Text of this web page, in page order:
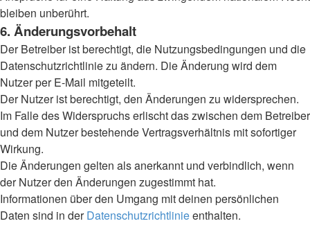
bleiben unberührt.
6. Änderungsvorbehalt
Der Betreiber ist berechtigt, die Nutzungsbedingungen und die
Datenschutzrichtlinie zu ändern. Die Änderung wird dem
Nutzer per E-Mail mitgeteilt.
Der Nutzer ist berechtigt, den Änderungen zu widersprechen.
Im Falle des Widerspruchs erlischt das zwischen dem Betreiber
und dem Nutzer bestehende Vertragsverhältnis mit sofortiger
Wirkung.
Die Änderungen gelten als anerkannt und verbindlich, wenn
der Nutzer den Änderungen zugestimmt hat.
Informationen über den Umgang mit deinen persönlichen
Daten sind in derDatenschutzrichtlinieenthalten.